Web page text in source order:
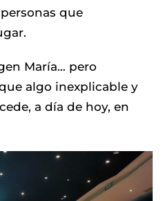
que
María… pero
algo inexplicable y
a día de hoy, en